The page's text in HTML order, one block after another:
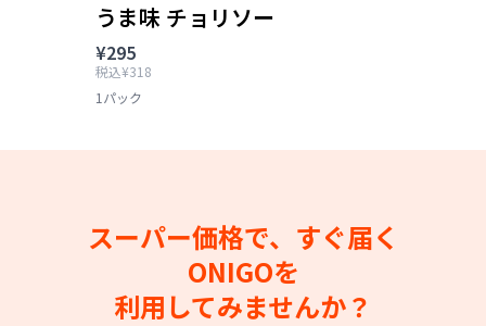
うま味 チョリソー
¥295
税込¥318
1パック
スーパー価格で、すぐ届く
ONIGOを
利用してみませんか？